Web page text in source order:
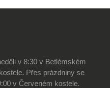
v 8:30 v Betlémském
Přes prázdniny se
v Červeném kostele.